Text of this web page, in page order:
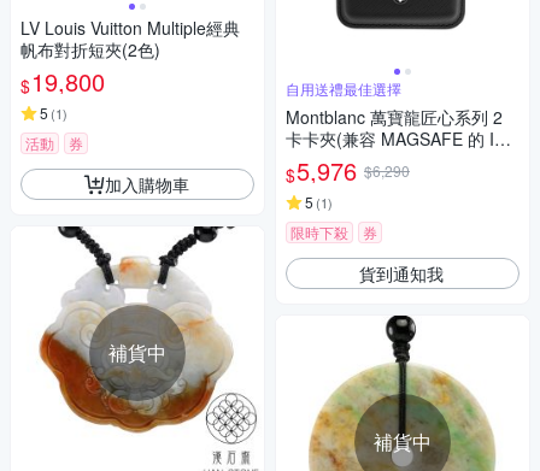
LV Louis Vuitton Multiple經典
帆布對折短夾(2色)
$19,800
5 (1)
活動 券
加入購物車
補貨中
自用送禮最佳選擇
Montblanc 萬寶龍匠心系列 2
卡卡夾(兼容 MAGSAFE 的 IPH
ONE)
$5,976 $6,290
5 (1)
限時下殺 券
貨到通知我
補貨中